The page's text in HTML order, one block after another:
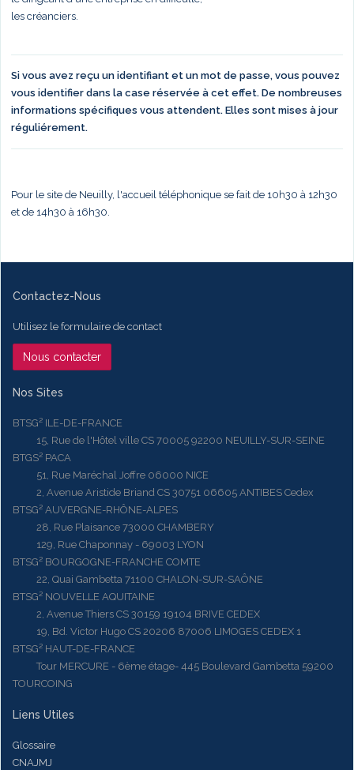
les créanciers.
Si vous avez reçu un identifiant et un mot de passe, vous pouvez
vous identifier dans la case réservée à cet effet. De nombreuses
informations spécifiques vous attendent. Elles sont mises à jour
réguliérement.
Pour le site de Neuilly, l'accueil téléphonique se fait de 10h30 à 12h30
et de 14h30 à 16h30.
Contactez-Nous
Utilisez le formulaire de contact
Nous contacter
Nos Sites
BTSG² ILE-DE-FRANCE
15, Rue de l'Hôtel ville CS 70005 92200 NEUILLY-SUR-SEINE
BTGS² PACA
51, Rue Maréchal Joffre 06000 NICE
2, Avenue Aristide Briand CS 30751 06605 ANTIBES Cedex
BTSG² AUVERGNE-RHÔNE-ALPES
28, Rue Plaisance 73000 CHAMBERY
129, Rue Chaponnay - 69003 LYON
BTSG² BOURGOGNE-FRANCHE COMTE
22, Quai Gambetta 71100 CHALON-SUR-SAÔNE
BTSG² NOUVELLE AQUITAINE
2, Avenue Thiers CS 30159 19104 BRIVE CEDEX
19, Bd. Victor Hugo CS 20206 87006 LIMOGES CEDEX 1
BTSG² HAUT-DE-FRANCE
Tour MERCURE - 6ème étage- 445 Boulevard Gambetta 59200
TOURCOING
Liens Utiles
Glossaire
CNAJMJ